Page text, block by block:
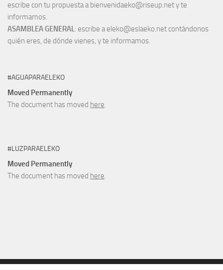
escribe con tu propuesta a bienvenidaeko@riseup.net y te
informamos.
ASAMBLEA GENERAL: escribe a eleko@eslaeko.net contándonos
quién eres, de dónde vienes, y te informamos.
#AGUAPARAELEKO
Moved Permanently
The document has moved here.
#LUZPARAELEKO
Moved Permanently
The document has moved here.